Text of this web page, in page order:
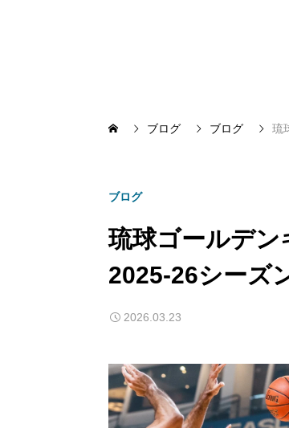
ブログ ブログ 琉
ブログ
琉球ゴールデ
2025-26シーズ
2026.03.23